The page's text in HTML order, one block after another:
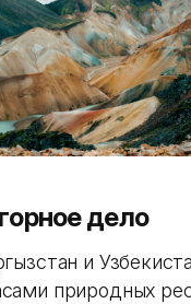
дело
и
природных